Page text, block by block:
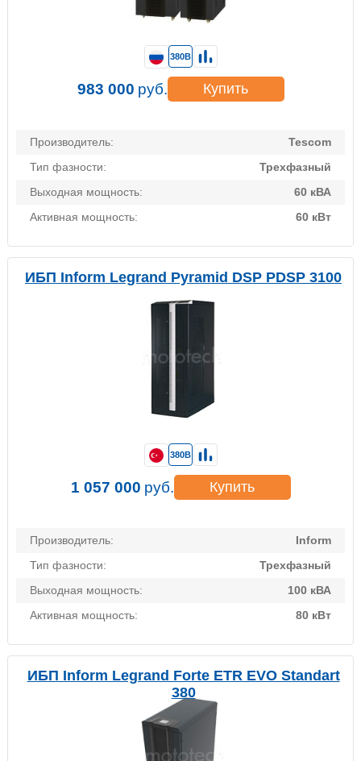
Производитель:
Tescom
Тип фазности:
Трехфазный
Выходная мощность:
60 кВА
Активная мощность:
60 кВт
380В
983 000 руб. Купить
ИБП Inform Legrand Pyramid DSP PDSP 3100
Производитель:
Inform
Тип фазности:
Трехфазный
Выходная мощность:
100 кВА
Активная мощность:
80 кВт
380В
1 057 000 руб. Купить
ИБП Inform Legrand Forte ETR EVO Standart
380